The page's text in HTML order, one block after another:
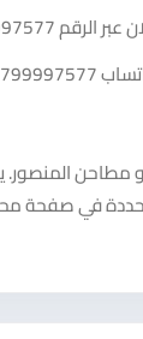
عبر الرقم
المنصور.
في صفحة